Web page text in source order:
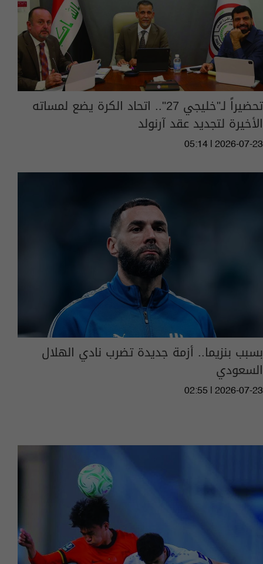
تحضيراً لـ"خليجي 27".. اتحاد الكرة يضع لمساته
الأخيرة لتجديد عقد آرنولد
05:14 | 2026-07-23
بسبب بنزيما.. أزمة جديدة تضرب نادي الهلال
السعودي
02:55 | 2026-07-23